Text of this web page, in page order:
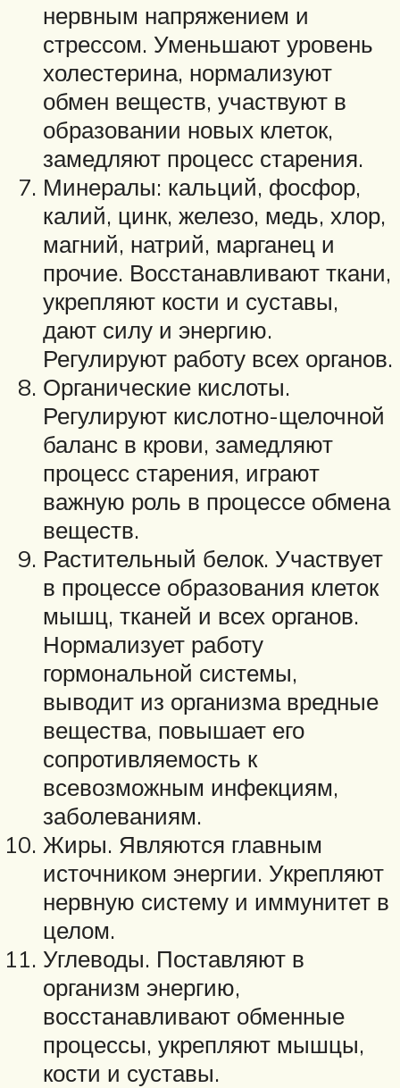
нервным напряжением и
стрессом. Уменьшают уровень
холестерина, нормализуют
обмен веществ, участвуют в
образовании новых клеток,
замедляют процесс старения.
Минералы: кальций, фосфор,
калий, цинк, железо, медь, хлор,
магний, натрий, марганец и
прочие. Восстанавливают ткани,
укрепляют кости и суставы,
дают силу и энергию.
Регулируют работу всех органов.
Органические кислоты.
Регулируют кислотно-щелочной
баланс в крови, замедляют
процесс старения, играют
важную роль в процессе обмена
веществ.
Растительный белок. Участвует
в процессе образования клеток
мышц, тканей и всех органов.
Нормализует работу
гормональной системы,
выводит из организма вредные
вещества, повышает его
сопротивляемость к
всевозможным инфекциям,
заболеваниям.
Жиры. Являются главным
источником энергии. Укрепляют
нервную систему и иммунитет в
целом.
Углеводы. Поставляют в
организм энергию,
восстанавливают обменные
процессы, укрепляют мышцы,
кости и суставы.